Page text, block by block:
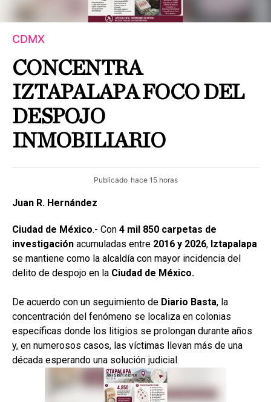
CDMX
CONCENTRA
IZTAPALAPA FOCO DEL
DESPOJO
INMOBILIARIO
Publicado hace 15 horas
Juan R. Hernández
Ciudad de México.- Con 4 mil 850 carpetas de
investigación acumuladas entre 2016 y 2026, Iztapalapa
se mantiene como la alcaldía con mayor incidencia del
delito de despojo en la Ciudad de México.
De acuerdo con un seguimiento de Diario Basta, la
concentración del fenómeno se localiza en colonias
específicas donde los litigios se prolongan durante años
y, en numerosos casos, las víctimas llevan más de una
década esperando una solución judicial.